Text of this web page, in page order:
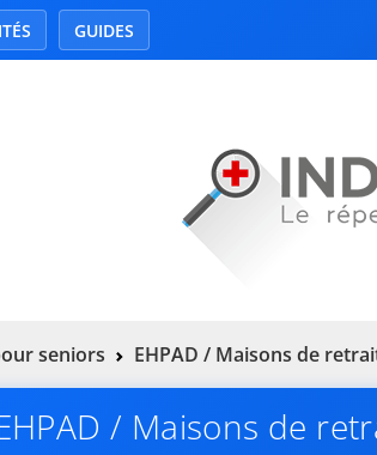
GUIDES
seniors EHPAD / Maisons de
/ Maisons de